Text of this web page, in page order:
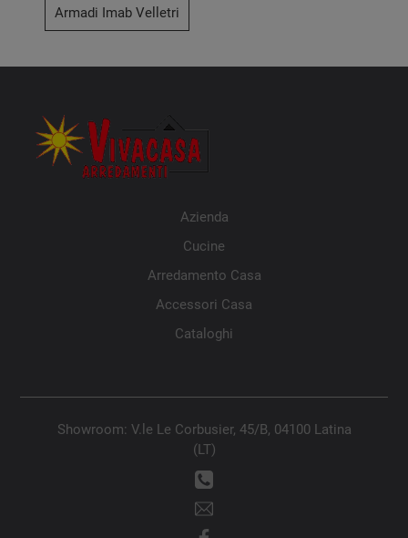
Armadi Imab Velletri
Azienda
Cucine
Arredamento Casa
Accessori Casa
Cataloghi
Showroom: V.le Le Corbusier, 45/B, 04100 Latina
(LT)